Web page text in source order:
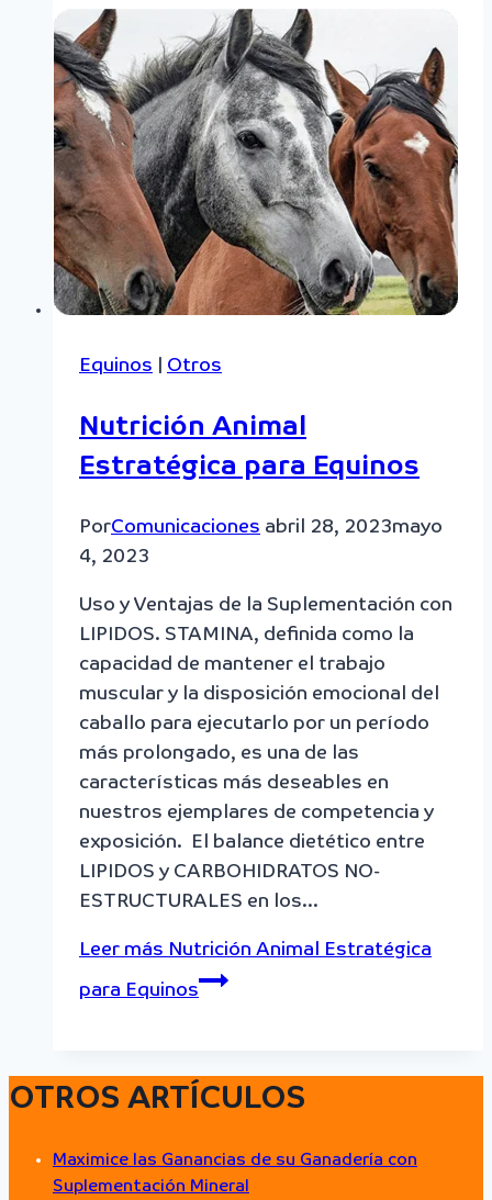
Equinos Otros
Nutrición Animal
Estratégica para Equinos
PorComunicaciones abril 28, 2023mayo
4, 2023
Uso y Ventajas de la Suplementación con
LIPIDOS. STAMINA, definida como la
capacidad de mantener el trabajo
muscular y la disposición emocional del
caballo para ejecutarlo por un período
más prolongado, es una de las
características más deseables en
nuestros ejemplares de competencia y
exposición. El balance dietético entre
LIPIDOS y CARBOHIDRATOS NO-
ESTRUCTURALES en los…
Leer más Nutrición Animal Estratégica
para Equinos
OTROS ARTÍCULOS
Maximice las Ganancias de su Ganadería con
Suplementación Mineral